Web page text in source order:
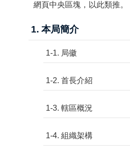
網頁中央區塊，以此類推。
1. 本局簡介
1-1. 局徽
1-2. 首長介紹
1-3. 轄區概況
1-4. 組織架構